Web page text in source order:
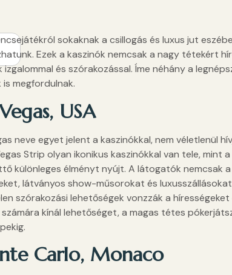
sokaknak a csillogás és luxus jut
Ezek a kaszinók nemcsak a nagy tétekért
izgalommal és szórakozással. Íme néhány a
megfordulnak.
USA
neve egyet jelent a kaszinókkal, nem véletlenül
Strip olyan ikonikus kaszinókkal van tele, mint
különleges élményt nyújt. A látogatók nemcsak
látványos show-műsorokat és
szórakozási lehetőségek vonzzák a
kínál lehetőséget, a magas tétes
Carlo, Monaco